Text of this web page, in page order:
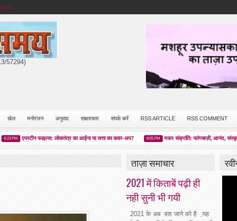
57294)
खेल मनोरंजन अनुवाद साक्षात्कार संपर्क करें RSS ARTICLE RSS COMMENT
एपस्टीन फाइल्स: लोकतंत्र का आईना या सत्ता का कवर-अप? 8:05 PM मकर संक्रांति: पतंगबाज़ी, आनंद, संस्कृति और
ताज़ा समाचार
2021 में किताबें पढ़ी ही
नही सुनी भी गयी
2021 के अब बस जाने को है ,यह